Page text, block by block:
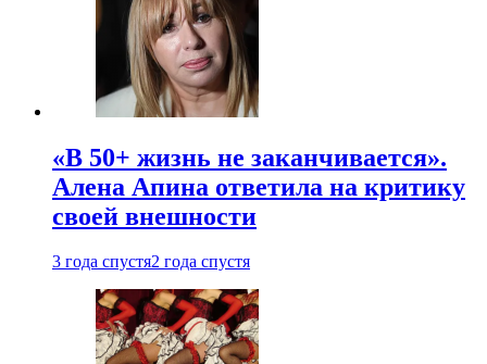
«В 50+ жизнь не заканчивается».
Алена Апина ответила на критику
своей внешности
3 года спустя2 года спустя